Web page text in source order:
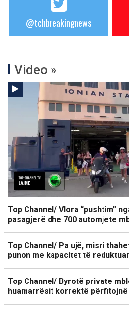
@tchbreakingnews
Video »
Top Channel/ Vlora “pushtim”
pasagjerë dhe 700 automjete
Top Channel/ Pa ujë, misri
punon me kapacitet të reduktuar
Top Channel/ Byrotë private
huamarrësit korrektë përfitojnë